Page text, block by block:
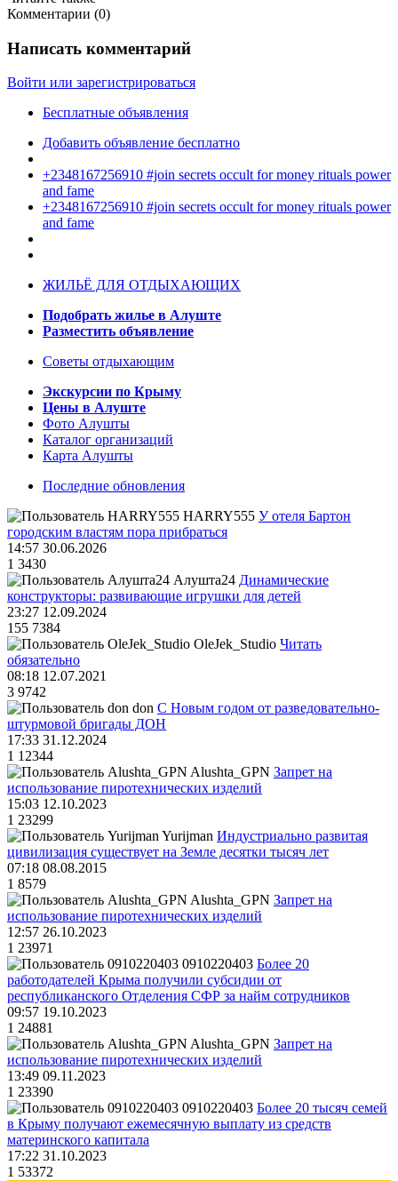
Комментарии (0)
Написать комментарий
Войти или зарегистрироваться
Бесплатные объявления
Добавить объявление бесплатно
+2348167256910 #join secrets occult for money rituals power
and fame
+2348167256910 #join secrets occult for money rituals power
and fame
ЖИЛЬЁ ДЛЯ ОТДЫХАЮЩИХ
Подобрать жилье в Алуште
Разместить объявление
Советы отдыхающим
Экскурсии по Крыму
Цены в Алуште
Фото Алушты
Каталог организаций
Карта Алушты
Последние обновления
HARRY555 У отеля Бартон
городским властям пора прибраться
14:57 30.06.2026
1 3430
Алушта24 Динамические
конструкторы: развивающие игрушки для детей
23:27 12.09.2024
155 7384
OleJek_Studio Читать
обязательно
08:18 12.07.2021
3 9742
don С Новым годом от разведовательно-
штурмовой бригады ДОН
17:33 31.12.2024
1 12344
Alushta_GPN Запрет на
использование пиротехнических изделий
15:03 12.10.2023
1 23299
Yurijman Индустриально развитая
цивилизация существует на Земле десятки тысяч лет
07:18 08.08.2015
1 8579
Alushta_GPN Запрет на
использование пиротехнических изделий
12:57 26.10.2023
1 23971
0910220403 Более 20
работодателей Крыма получили субсидии от
республиканского Отделения СФР за найм сотрудников
09:57 19.10.2023
1 24881
Alushta_GPN Запрет на
использование пиротехнических изделий
13:49 09.11.2023
1 23390
0910220403 Более 20 тысяч семей
в Крыму получают ежемесячную выплату из средств
материнского капитала
17:22 31.10.2023
1 53372